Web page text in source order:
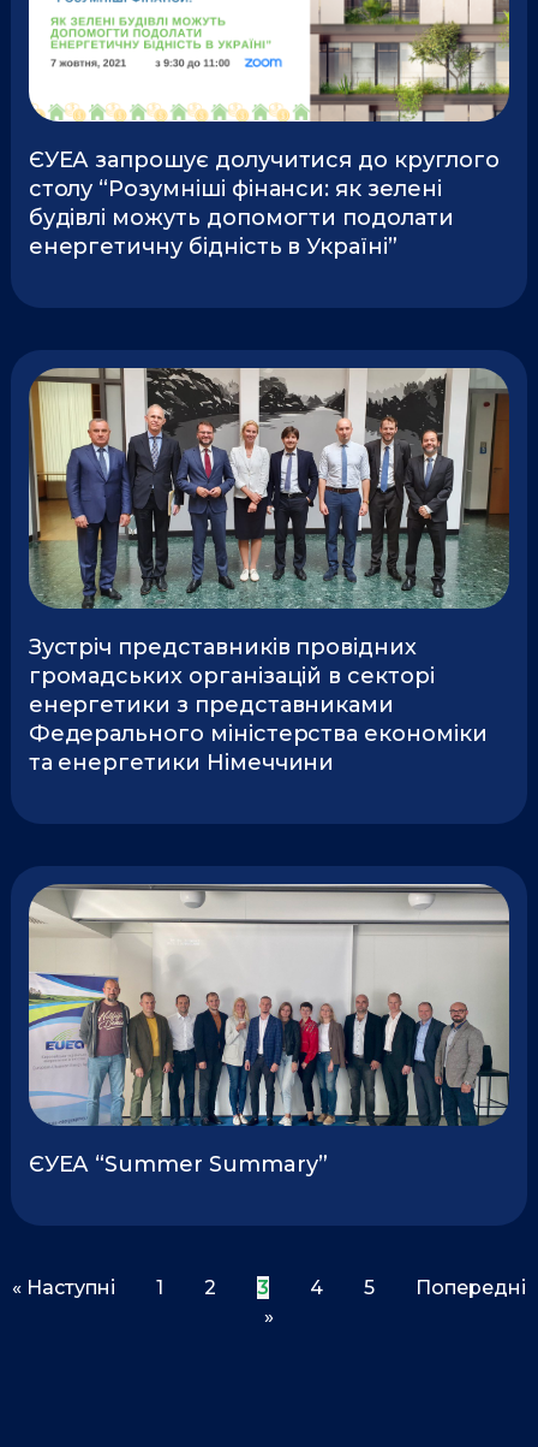
ЄУЕА запрошує долучитися до круглого
столу “Розумніші фінанси: як зелені
будівлі можуть допомогти подолати
енергетичну бідність в Україні”
Зустріч представників провідних
громадських організацій в секторі
енергетики з представниками
Федерального міністерства економіки
та енергетики Німеччини
ЄУЕА “Summer Summary”
« Наступні 1 2 3 4 5
Попередні
»